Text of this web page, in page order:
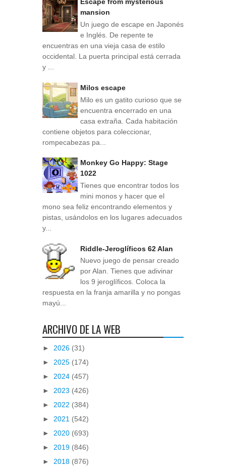
Escape from mysterious
mansion
Un juego de escape en Japonés
e Inglés. De repente te
encuentras en una vieja casa de estilo
occidental. La puerta principal está cerrada
y ...
Milos escape
Milo es un gatito curioso que se
encuentra encerrado en una
casa extraña. Cada habitación
contiene objetos para coleccionar,
rompecabezas pa...
Monkey Go Happy: Stage
1022
Tienes que encontrar todos los
mini monos y hacer que el
mono sea feliz encontrando elementos y
pistas, usándolos en los lugares adecuados
y...
Riddle-Jeroglíficos 62 Alan
Nuevo juego de pensar creado
por Alan. Tienes que adivinar
los 9 jeroglíficos. Coloca la
respuesta en la franja amarilla y no pongas
mayú...
ARCHIVO DE LA WEB
► 2026 (31)
► 2025 (174)
► 2024 (457)
► 2023 (426)
► 2022 (384)
► 2021 (542)
► 2020 (693)
► 2019 (846)
► 2018 (876)